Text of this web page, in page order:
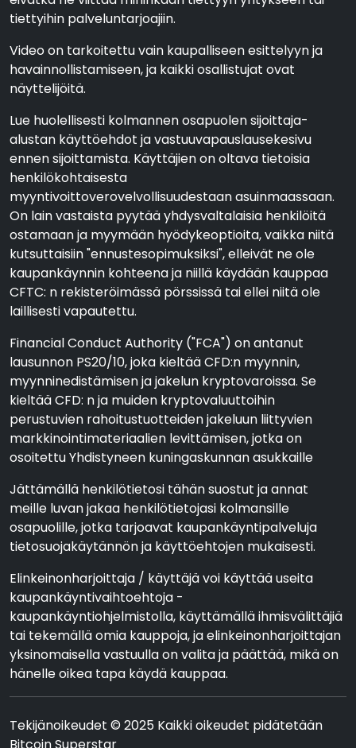
tiettyihin palveluntarjoajiin.
Video on tarkoitettu vain kaupalliseen esittelyyn ja
havainnollistamiseen, ja kaikki osallistujat ovat
näyttelijöitä.
Lue huolellisesti kolmannen osapuolen sijoittaja-
alustan käyttöehdot ja vastuuvapauslausekesivu
ennen sijoittamista. Käyttäjien on oltava tietoisia
henkilökohtaisesta
myyntivoittoverovelvollisuudestaan asuinmaassaan.
On lain vastaista pyytää yhdysvaltalaisia henkilöitä
ostamaan ja myymään hyödykeoptioita, vaikka niitä
kutsuttaisiin "ennustesopimuksiksi", elleivät ne ole
kaupankäynnin kohteena ja niillä käydään kauppaa
CFTC: n rekisteröimässä pörssissä tai ellei niitä ole
laillisesti vapautettu.
Financial Conduct Authority ("FCA") on antanut
lausunnon PS20/10, joka kieltää CFD:n myynnin,
myynninedistämisen ja jakelun kryptovaroissa. Se
kieltää CFD: n ja muiden kryptovaluuttoihin
perustuvien rahoitustuotteiden jakeluun liittyvien
markkinointimateriaalien levittämisen, jotka on
osoitettu Yhdistyneen kuningaskunnan asukkaille
Jättämällä henkilötietosi tähän suostut ja annat
meille luvan jakaa henkilötietojasi kolmansille
osapuolille, jotka tarjoavat kaupankäyntipalveluja
tietosuojakäytännön ja käyttöehtojen mukaisesti.
Elinkeinonharjoittaja / käyttäjä voi käyttää useita
kaupankäyntivaihtoehtoja -
kaupankäyntiohjelmistolla, käyttämällä ihmisvälittäjiä
tai tekemällä omia kauppoja, ja elinkeinonharjoittajan
yksinomaisella vastuulla on valita ja päättää, mikä on
hänelle oikea tapa käydä kauppaa.
Tekijänoikeudet © 2025 Kaikki oikeudet pidätetään